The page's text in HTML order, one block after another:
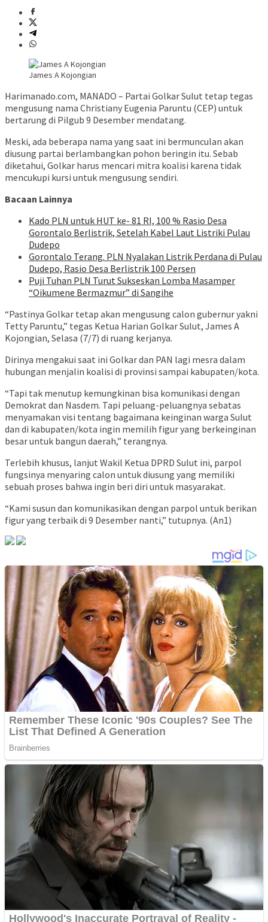
James A Kojongian
Harimanado.com, MANADO – Partai Golkar Sulut tetap tegas
mengusung nama Christiany Eugenia Paruntu (CEP) untuk
bertarung di Pilgub 9 Desember mendatang.
Meski, ada beberapa nama yang saat ini bermunculan akan
diusung partai berlambangkan pohon beringin itu. Sebab
diketahui, Golkar harus mencari mitra koalisi karena tidak
mencukupi kursi untuk mengusung sendiri.
Bacaan Lainnya
Kado PLN untuk HUT ke- 81 RI, 100 % Rasio Desa
Gorontalo Berlistrik, Setelah Kabel Laut Listriki Pulau
Dudepo
Gorontalo Terang. PLN Nyalakan Listrik Perdana di Pulau
Dudepo, Rasio Desa Berlistrik 100 Persen
Puji Tuhan PLN Turut Sukseskan Lomba Masamper
“Oikumene Bermazmur” di Sangihe
“Pastinya Golkar tetap akan mengusung calon gubernur yakni
Tetty Paruntu,” tegas Ketua Harian Golkar Sulut, James A
Kojongian, Selasa (7/7) di ruang kerjanya.
Dirinya mengakui saat ini Golkar dan PAN lagi mesra dalam
hubungan menjalin koalisi di provinsi sampai kabupaten/kota.
“Tapi tak menutup kemungkinan bisa komunikasi dengan
Demokrat dan Nasdem. Tapi peluang-peluangnya sebatas
menyamakan visi tentang bagaimana keinginan warga Sulut
dan di kabupaten/kota ingin memilih figur yang berkeinginan
besar untuk bangun daerah,” terangnya.
Terlebih khusus, lanjut Wakil Ketua DPRD Sulut ini, parpol
fungsinya menyaring calon untuk diusung yang memiliki
sebuah proses bahwa ingin beri diri untuk masyarakat.
“Kami susun dan komunikasikan dengan parpol untuk berikan
figur yang terbaik di 9 Desember nanti,” tutupnya. (An1)